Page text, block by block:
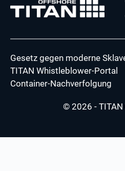
Gesetz gegen moderne
TITAN Whistleblower-Portal
Container-Nachverfolgung
© 2026 - TITAN